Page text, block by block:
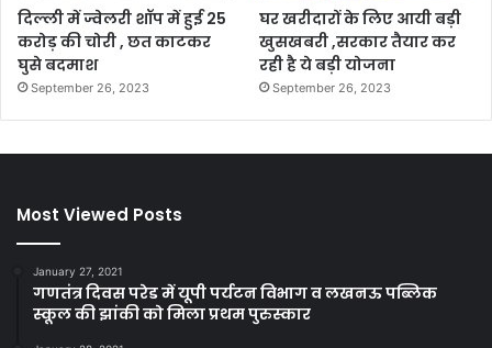
दिल्ली में ज्वेलरी शॉप में हुई 25
करोड़ की चोरी , छत काटकर
घुसे बदमाश
September 26, 2023
घर खरीदारों के लिए आयी बड़ी
खुसखबरी ,सरकार तैयार कर
रही है ये बड़ी योजना
September 26, 2023
Most Viewed Posts
January 27, 2021
गणतंत्र दिवस परेड में यूपी पर्यटन विभाग व लखनऊ पब्लिक
स्कूल की झांकी को मिला प्रथम पुरुस्कार